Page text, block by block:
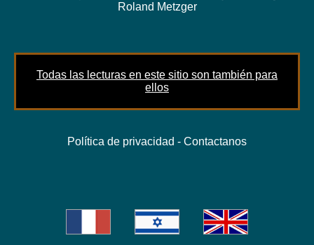
Roland Metzger
Todas las lecturas en este sitio son también para
ellos
Política de privacidad - Contactanos